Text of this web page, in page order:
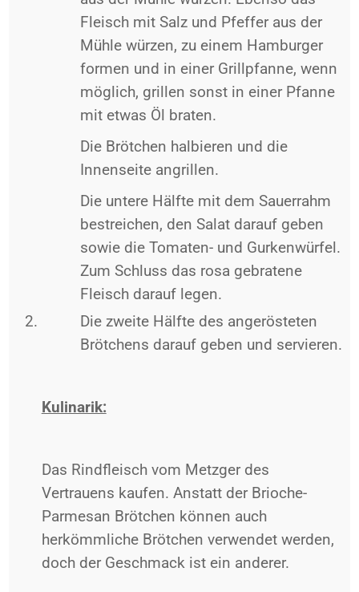
Fleisch mit Salz und Pfeffer aus der
Mühle würzen, zu einem Hamburger
formen und in einer Grillpfanne, wenn
möglich, grillen sonst in einer Pfanne
mit etwas Öl braten.
Die Brötchen halbieren und die
Innenseite angrillen.
Die untere Hälfte mit dem Sauerrahm
bestreichen, den Salat darauf geben
sowie die Tomaten- und Gurkenwürfel.
Zum Schluss das rosa gebratene
Fleisch darauf legen.
Die zweite Hälfte des angerösteten
Brötchens darauf geben und servieren.
Kulinarik:
Das Rindfleisch vom Metzger des
Vertrauens kaufen. Anstatt der Brioche-
Parmesan Brötchen können auch
herkömmliche Brötchen verwendet werden,
doch der Geschmack ist ein anderer.